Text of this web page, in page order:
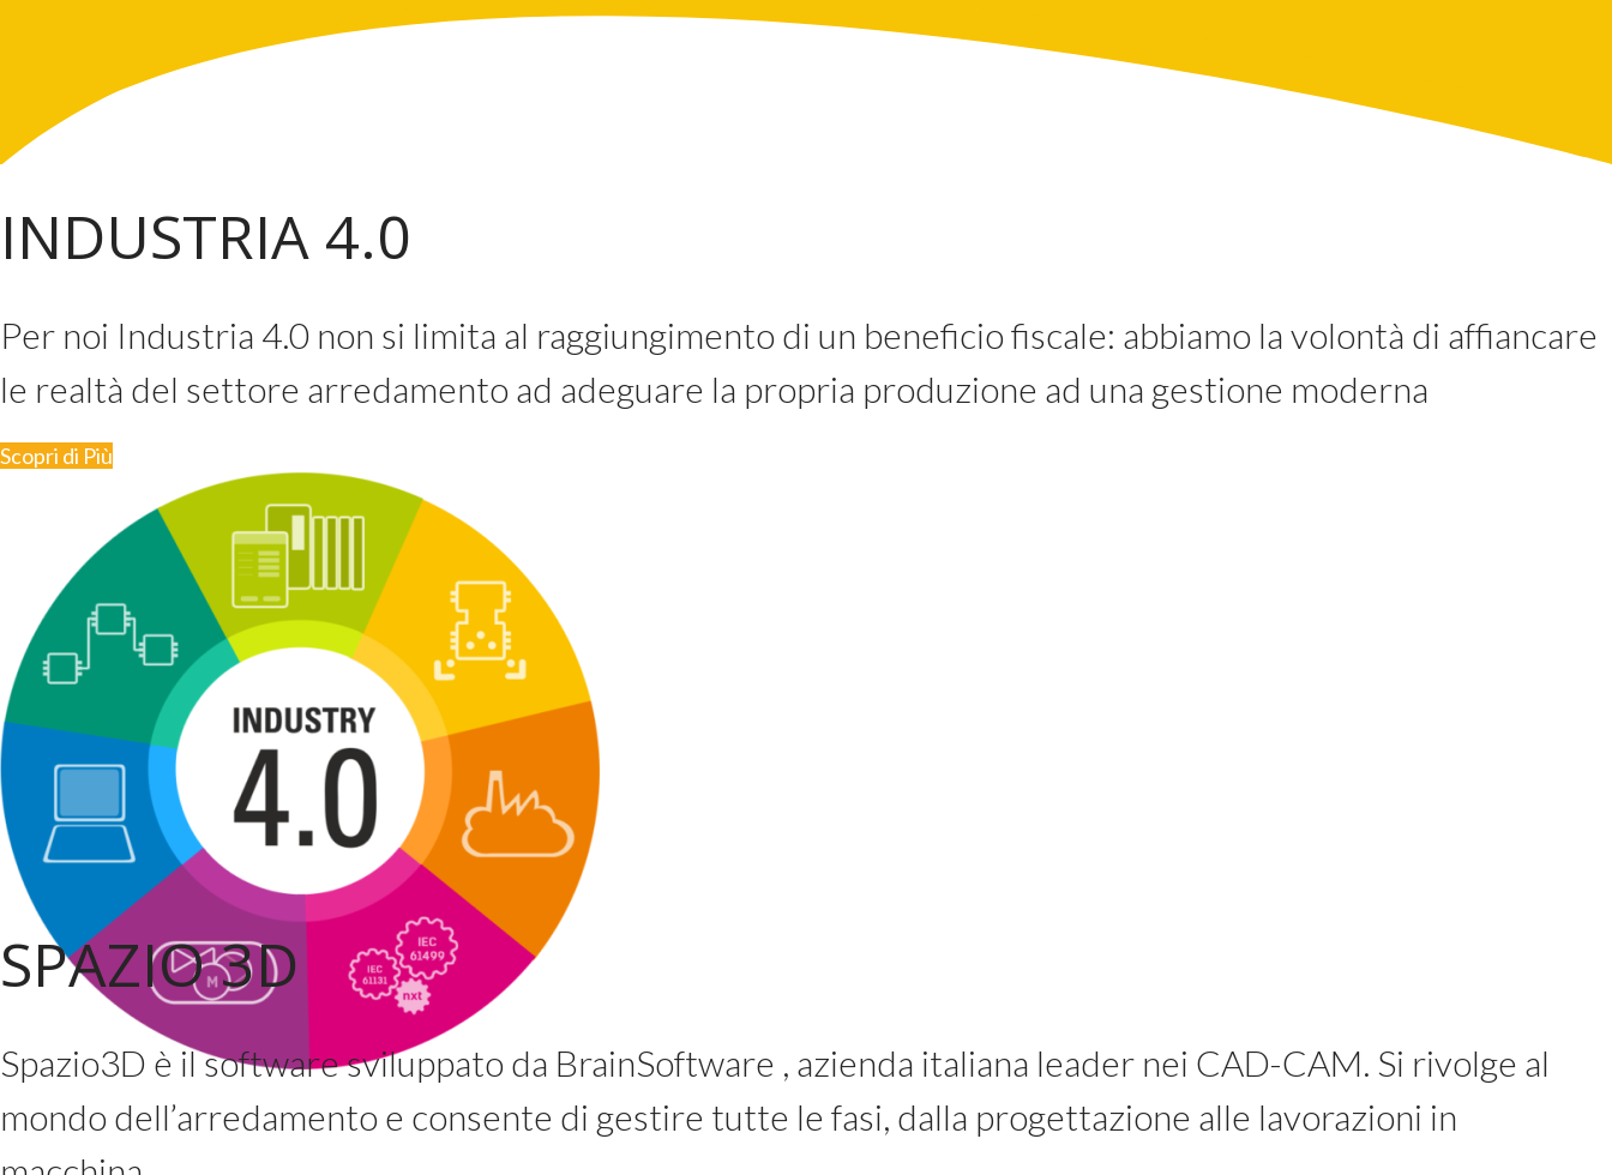
INDUSTRIA 4.0
Per noi Industria 4.0 non si limita al raggiungimento di un beneficio fiscale: abbiamo la volontà di affiancare
le realtà del settore arredamento ad adeguare la propria produzione ad una gestione moderna
Scopri di Più
SPAZIO 3D
Spazio3D è il software sviluppato da BrainSoftware , azienda italiana leader nei CAD-CAM. Si rivolge al
mondo dell’arredamento e consente di gestire tutte le fasi, dalla progettazione alle lavorazioni in